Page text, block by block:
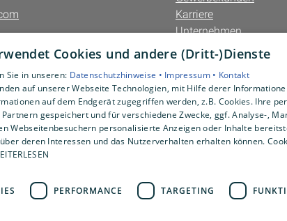
Karriere
Unternehmen
Kontakt
Cookies und andere (Dritt-)Dienste
Sie in unseren: Datenschutzhinweise • Impressum • Kontakt
auf unserer Webseite Technologien, mit Hilfe derer
auf dem Endgerät zugegriffen werden, z.B. Cookies. Ihre
gespeichert und für verschiedene Zwecke, ggf. Analyse-,
Webseitenbesuchern personalisierte Anzeigen oder Inhalte
deren Interessen und das Nutzerverhalten erhalten können.
PERFORMANCE TARGETING